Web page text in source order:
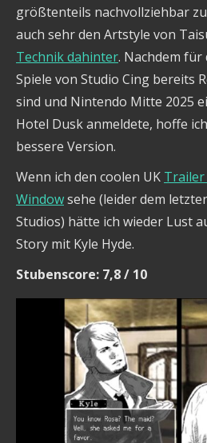
größtenteils nachvollziehbar
auch sehr den Artstyle von
Technik dahinter. Nachdem für
Spiele von Studio Cing bereits
sind und Nintendo Mitte 2025
Hotel Dusk anmeldete, hoffe
bessere Version.
Wenn ich den coolen UK
Windowsehe (leider dem
Studios) hätte ich wieder Lust
Story mit Kyle Hyde.
Stubenscore: 7,8 / 10